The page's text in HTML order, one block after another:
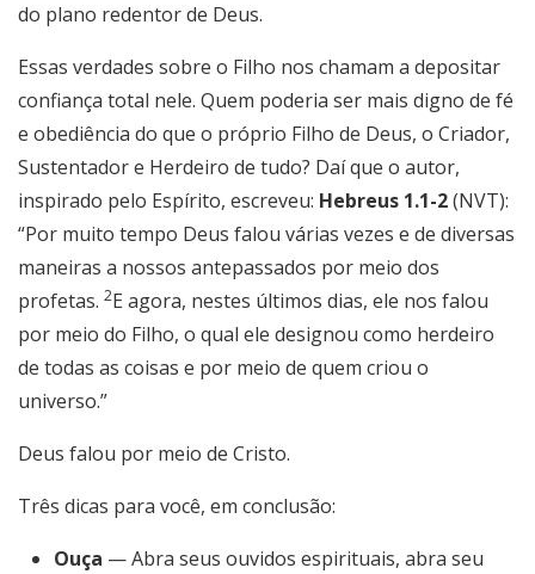
do plano redentor de Deus.
Essas verdades sobre o Filho nos chamam a depositar
confiança total nele. Quem poderia ser mais digno de fé
e obediência do que o próprio Filho de Deus, o Criador,
Sustentador e Herdeiro de tudo? Daí que o autor,
inspirado pelo Espírito, escreveu: Hebreus 1.1-2(NVT):
“Por muito tempo Deus falou várias vezes e de diversas
maneiras a nossos antepassados por meio dos
profetas. 2E agora, nestes últimos dias, ele nos falou
por meio do Filho, o qual ele designou como herdeiro
de todas as coisas e por meio de quem criou o
universo.”
Deus falou por meio de Cristo.
Três dicas para você, em conclusão:
Ouça — Abra seus ouvidos espirituais, abra seu